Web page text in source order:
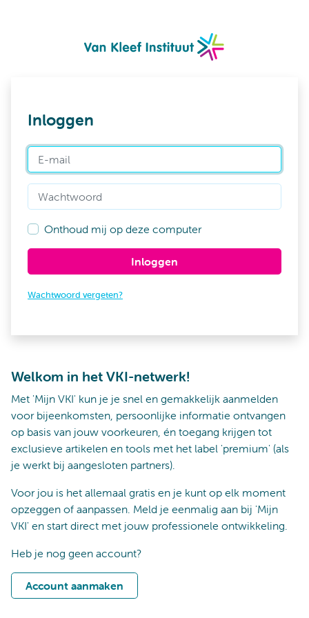
Inloggen
E-mail
Wachtwoord
Onthoud mij op deze computer
Inloggen
Wachtwoord vergeten?
Welkom in het VKI-netwerk!
Met 'Mijn VKI' kun je je snel en gemakkelijk aanmelden
voor bijeenkomsten, persoonlijke informatie ontvangen
op basis van jouw voorkeuren, én toegang krijgen tot
exclusieve artikelen en tools met het label 'premium' (als
je werkt bij aangesloten partners).
Voor jou is het allemaal gratis en je kunt op elk moment
opzeggen of aanpassen. Meld je eenmalig aan bij 'Mijn
VKI' en start direct met jouw professionele ontwikkeling.
Heb je nog geen account?
Account aanmaken